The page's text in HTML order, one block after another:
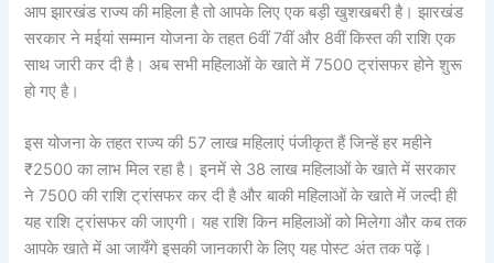
आप झारखंड राज्य की महिला है तो आपके लिए एक बड़ी खुशखबरी है। झारखंड
सरकार ने मईयां सम्मान योजना के तहत 6वीं 7वीं और 8वीं किस्त की राशि एक
साथ जारी कर दी है। अब सभी महिलाओं के खाते में 7500 ट्रांसफर होने शुरू
हो गए है।
इस योजना के तहत राज्य की 57 लाख महिलाएं पंजीकृत हैं जिन्हें हर महीने
₹2500 का लाभ मिल रहा है। इनमें से 38 लाख महिलाओं के खाते में सरकार
ने 7500 की राशि ट्रांसफर कर दी है और बाकी महिलाओं के खाते में जल्दी ही
यह राशि ट्रांसफर की जाएगी। यह राशि किन महिलाओं को मिलेगा और कब तक
आपके खाते में आ जायँगे इसकी जानकारी के लिए यह पोस्ट अंत तक पढ़ें।